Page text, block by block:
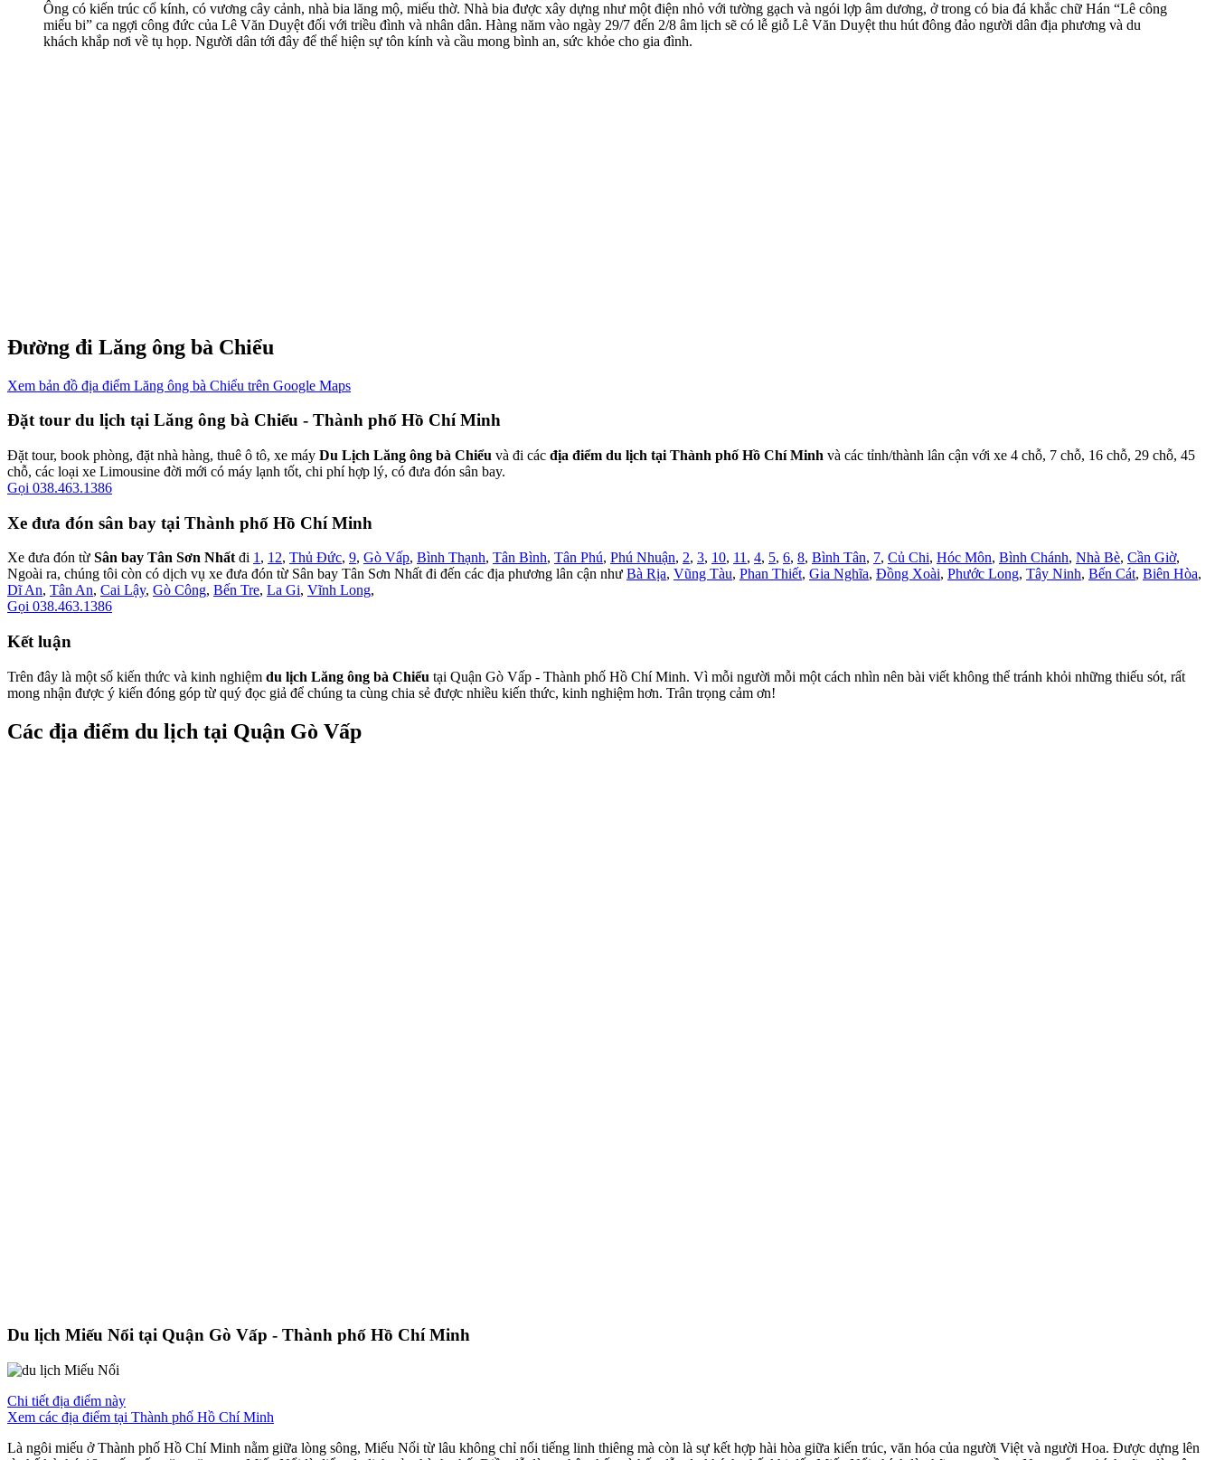
Ông có kiến trúc cổ kính, có vương cây cảnh, nhà bia lăng mộ, miếu thờ. Nhà bia được xây dựng như một điện nhỏ với tường gạch và ngói lợp âm dương, ở trong có bia đá khắc chữ Hán “Lê công
miếu bi” ca ngợi công đức của Lê Văn Duyệt đối với triều đình và nhân dân. Hàng năm vào ngày 29/7 đến 2/8 âm lịch sẽ có lễ giỗ Lê Văn Duyệt thu hút đông đảo người dân địa phương và du
khách khắp nơi về tụ họp. Người dân tới đây để thể hiện sự tôn kính và cầu mong bình an, sức khỏe cho gia đình.
Đường đi Lăng ông bà Chiểu
Xem bản đồ địa điểm Lăng ông bà Chiểu trên Google Maps
Đặt tour du lịch tại Lăng ông bà Chiểu - Thành phố Hồ Chí Minh
Đặt tour, book phòng, đặt nhà hàng, thuê ô tô, xe máy Du Lịch Lăng ông bà Chiểu và đi các địa điểm du lịch tại Thành phố Hồ Chí Minh và các tỉnh/thành lân cận với xe 4 chỗ, 7 chỗ, 16 chỗ, 29 chỗ, 45
chỗ, các loại xe Limousine đời mới có máy lạnh tốt, chi phí hợp lý, có đưa đón sân bay.
Gọi 038.463.1386
Xe đưa đón sân bay tại Thành phố Hồ Chí Minh
Xe đưa đón từ Sân bay Tân Sơn Nhất đi 1 , 12, Thủ Đức, 9, Gò Vấp, Bình Thạnh, Tân Bình, Tân Phú, Phú Nhuận, 2, 3, 10, 11 , 4, 5, 6, 8, Bình Tân, 7, Củ Chi, Hóc Môn, Bình Chánh, Nhà Bè, Cần Giờ,
Ngoài ra, chúng tôi còn có dịch vụ xe đưa đón từ Sân bay Tân Sơn Nhất đi đến các địa phương lân cận như Bà Rịa, Vũng Tàu, Phan Thiết, Gia Nghĩa, Đồng Xoài, Phước Long, Tây Ninh, Bến Cát, Biên Hòa,
Dĩ An, Tân An, Cai Lậy, Gò Công, Bến Tre, La Gi, Vĩnh Long,
Gọi 038.463.1386
Kết luận
Trên đây là một số kiến thức và kinh nghiệm du lịch Lăng ông bà Chiểu tại Quận Gò Vấp - Thành phố Hồ Chí Minh. Vì mỗi người mỗi một cách nhìn nên bài viết không thể tránh khỏi những thiếu sót, rất
mong nhận được ý kiến đóng góp từ quý đọc giả để chúng ta cùng chia sẻ được nhiều kiến thức, kinh nghiệm hơn. Trân trọng cảm ơn!
Các địa điểm du lịch tại Quận Gò Vấp
Du lịch Miếu Nổi tại Quận Gò Vấp - Thành phố Hồ Chí Minh
Chi tiết địa điểm này
Xem các địa điểm tại Thành phố Hồ Chí Minh
Là ngôi miếu ở Thành phố Hồ Chí Minh nằm giữa lòng sông, Miếu Nổi từ lâu không chỉ nổi tiếng linh thiêng mà còn là sự kết hợp hài hòa giữa kiến trúc, văn hóa của người Việt và người Hoa. Được dựng lên